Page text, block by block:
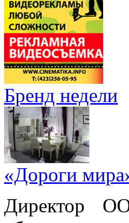
Бренд недели
«Дороги
Директор